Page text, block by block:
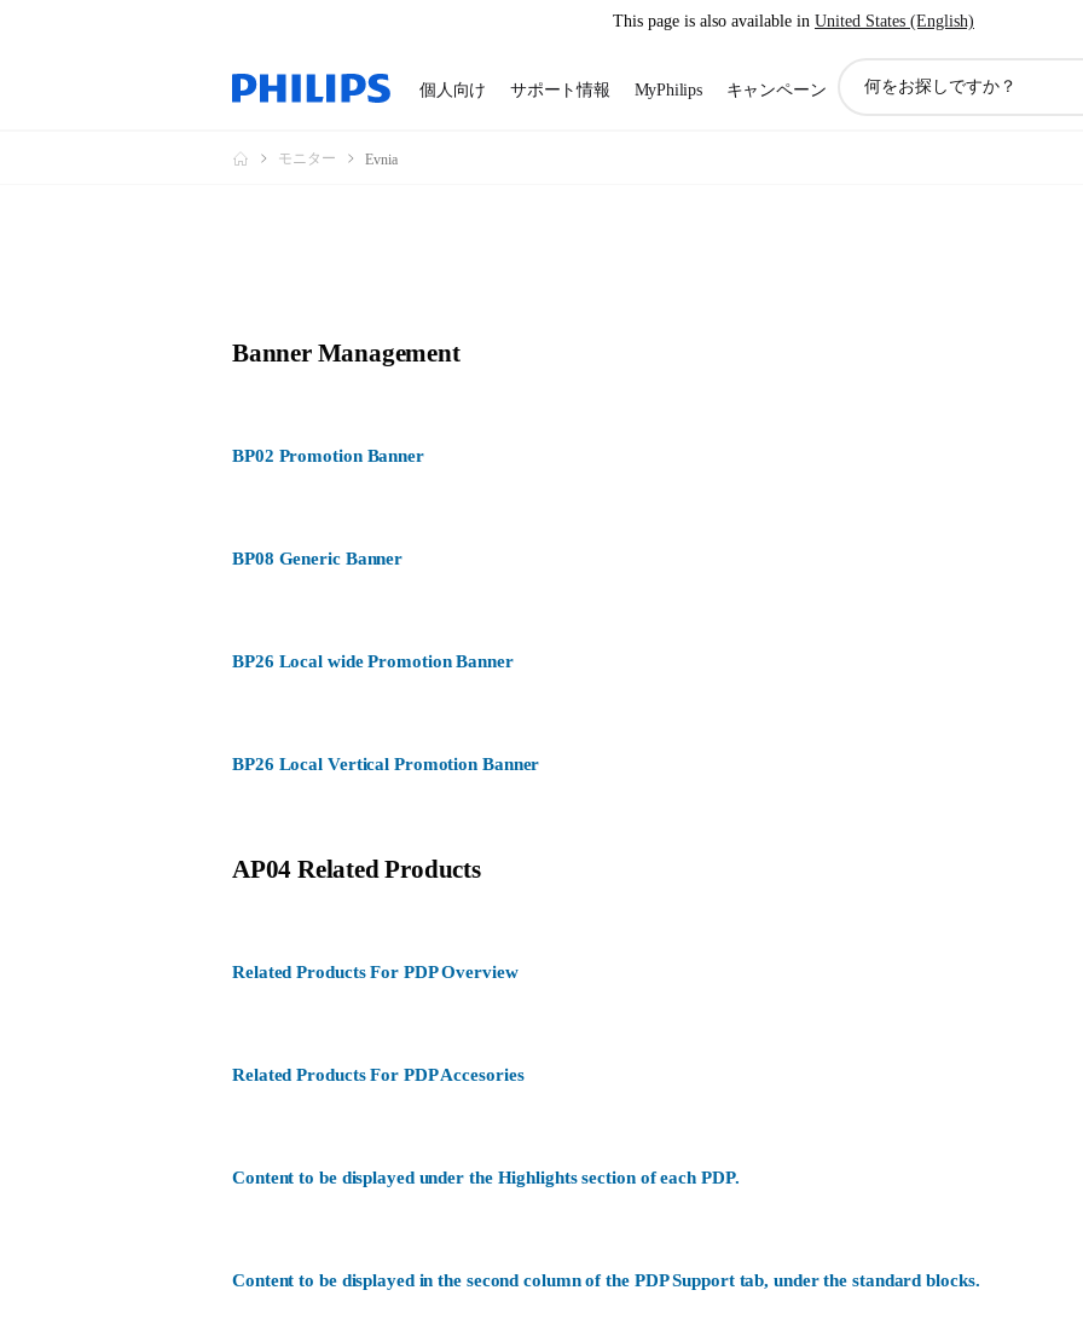
This page is also available in United States (English)
個人向け サポート情報 MyPhilips キャンペーン
モニター Evnia
Banner Management
BP02 Promotion Banner
BP08 Generic Banner
BP26 Local wide Promotion Banner
BP26 Local Vertical Promotion Banner
AP04 Related Products
Related Products For PDP Overview
Related Products For PDP Accesories
Content to be displayed under the Highlights section of each PDP.
Content to be displayed in the second column of the PDP Support tab, under the standard blocks.